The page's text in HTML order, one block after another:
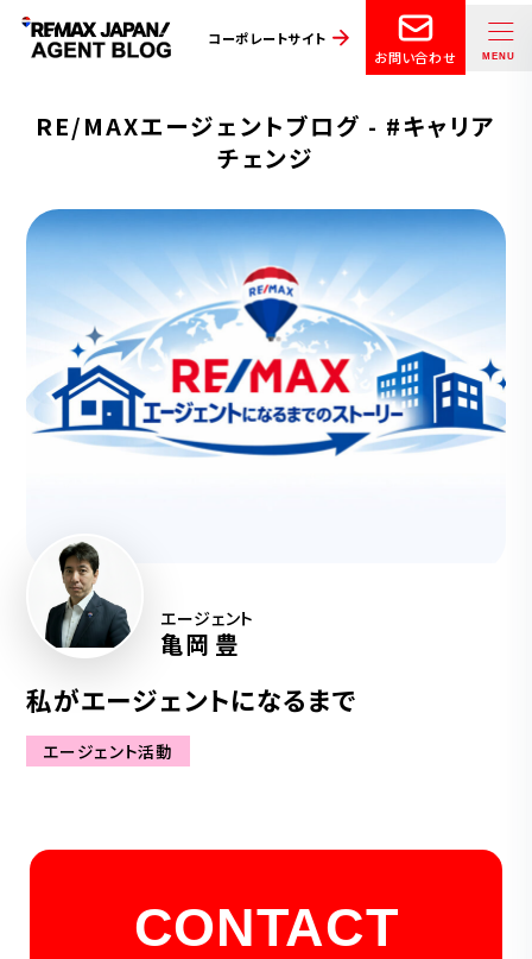
コーポレートサイト
お問い合わせ
RE/MAXエージェントブログ - #キャリア
チェンジ
エージェント
亀岡 豊
私がエージェントになるまで
エージェント活動
CONTACT